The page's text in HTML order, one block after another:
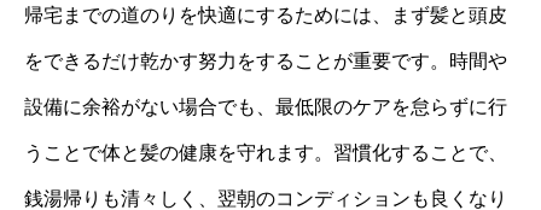
帰宅までの道のりを快適にするためには、まず髪と頭皮
をできるだけ乾かす努力をすることが重要です。時間や
設備に余裕がない場合でも、最低限のケアを怠らずに行
うことで体と髪の健康を守れます。習慣化することで、
銭湯帰りも清々しく、翌朝のコンディションも良くなり